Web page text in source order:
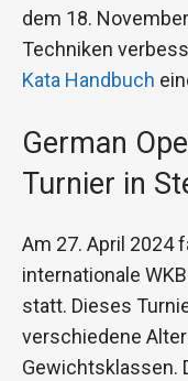
dem 18.
Techniken
Kata Handbuch
German
Turnier in
Am 27. April 2024
internationale
statt. Dieses
verschiedene
Gewichtsklassen.